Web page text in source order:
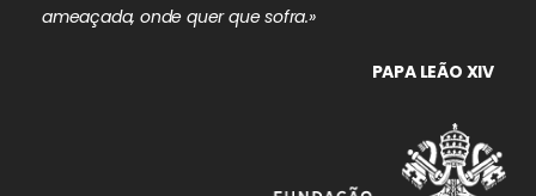
ameaçada, onde quer que sofra.»
PAPA LEÃO XIV